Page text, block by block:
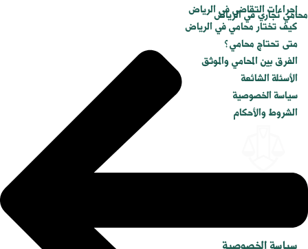
محامي تجاري في الرياض
إجراءات التقاضي في الرياض
كيف تختار محامي في الرياض
متى تحتاج محامي؟
الفرق بين المحامي والموثق
الأسئلة الشائعة
سياسة الخصوصية
الشروط والأحكام